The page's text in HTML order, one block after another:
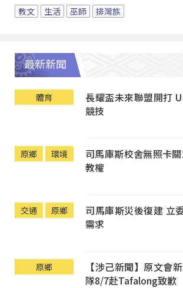
教文 生活 巫師 排灣族
最新新聞
體育
長耀盃未來聯盟開打
競技
原鄉 環境
司馬庫斯校舍無照卡
教權
交通 原鄉
司馬庫斯災後復建 立
需求
原鄉
【涉己新聞】原文會
隊8/7赴Tafalong致歉